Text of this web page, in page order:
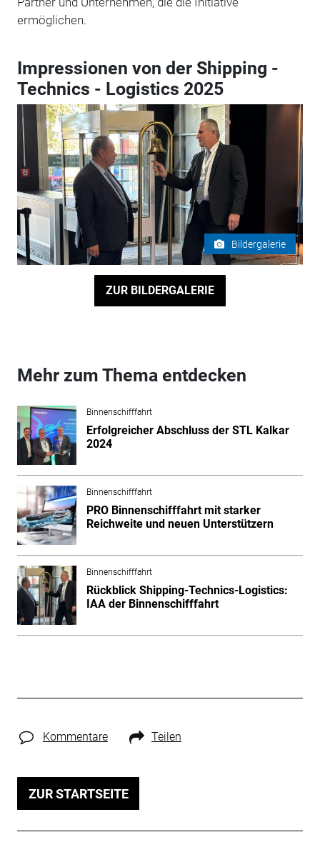
ermöglichen.
Impressionen von der Shipping -
Technics - Logistics 2025
Bildergalerie
ZUR BILDERGALERIE
Mehr zum Thema entdecken
Binnenschifffahrt
Erfolgreicher Abschluss der STL Kalkar
2024
Binnenschifffahrt
PRO Binnenschifffahrt mit starker
Reichweite und neuen Unterstützern
Binnenschifffahrt
Rückblick Shipping-Technics-Logistics:
IAA der Binnenschifffahrt
Kommentare Teilen
ZUR STARTSEITE